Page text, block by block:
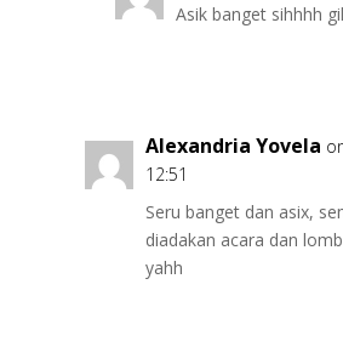
Asik banget sihhhh
Alexandria Yovela
12:51
Seru banget dan asix,
diadakan acara dan
yahh